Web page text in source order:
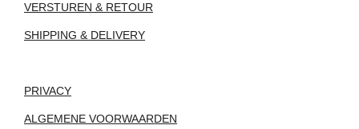
VERSTUREN & RETOUR
SHIPPING & DELIVERY
PRIVACY
ALGEMENE VOORWAARDEN